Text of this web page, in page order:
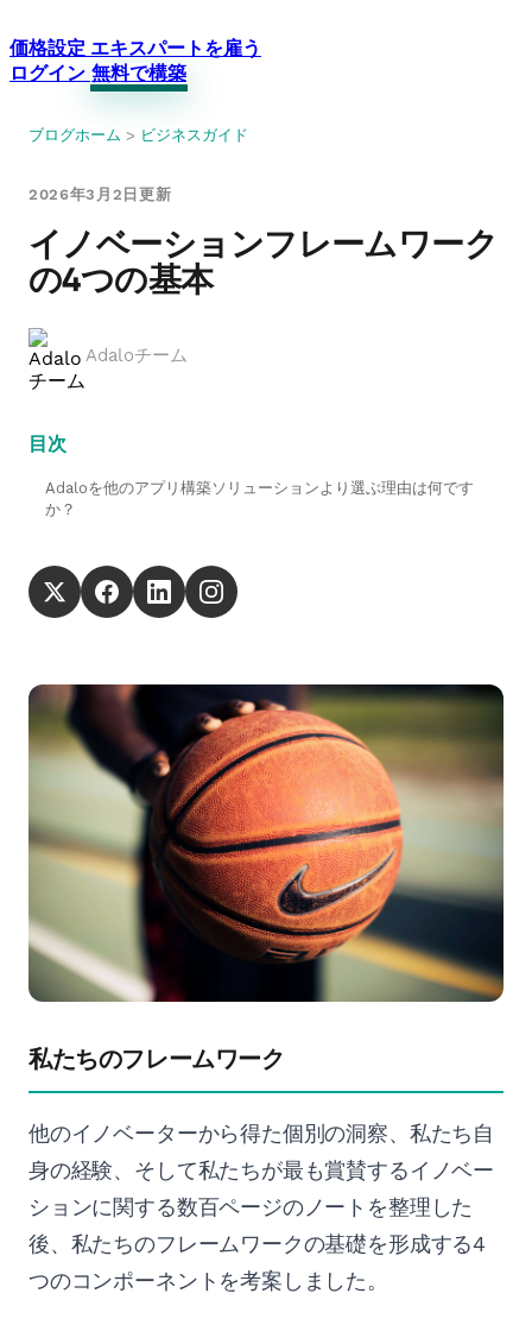
価格設定 エキスパートを雇う
ログイン 無料で構築
ブログホーム > ビジネスガイド
2026年3月2日更新
イノベーションフレームワーク
の4つの基本
Adaloチーム
目次
Adaloを他のアプリ構築ソリューションより選ぶ理由は何です
か？
私たちのフレームワーク
他のイノベーターから得た個別の洞察、私たち自
身の経験、そして私たちが最も賞賛するイノベー
ションに関する数百ページのノートを整理した
後、私たちのフレームワークの基礎を形成する4
つのコンポーネントを考案しました。